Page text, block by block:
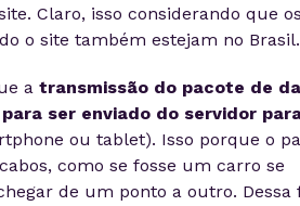
Claro, isso considerando que
o site também estejam no Brasil.
a transmissão do pacote de
ser enviado do servidor
ou tablet). Isso porque o
como se fosse um carro se
de um ponto a outro. Dessa